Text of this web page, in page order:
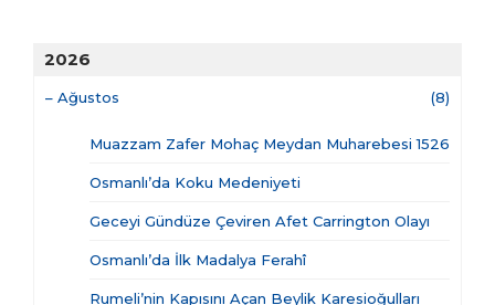
2026
– Ağustos (8)
Muazzam Zafer Mohaç Meydan Muharebesi 1526
Osmanlı’da Koku Medeniyeti
Geceyi Gündüze Çeviren Afet Carrington Olayı
Osmanlı’da İlk Madalya Ferahî
Rumeli’nin Kapısını Açan Beylik Karesioğulları